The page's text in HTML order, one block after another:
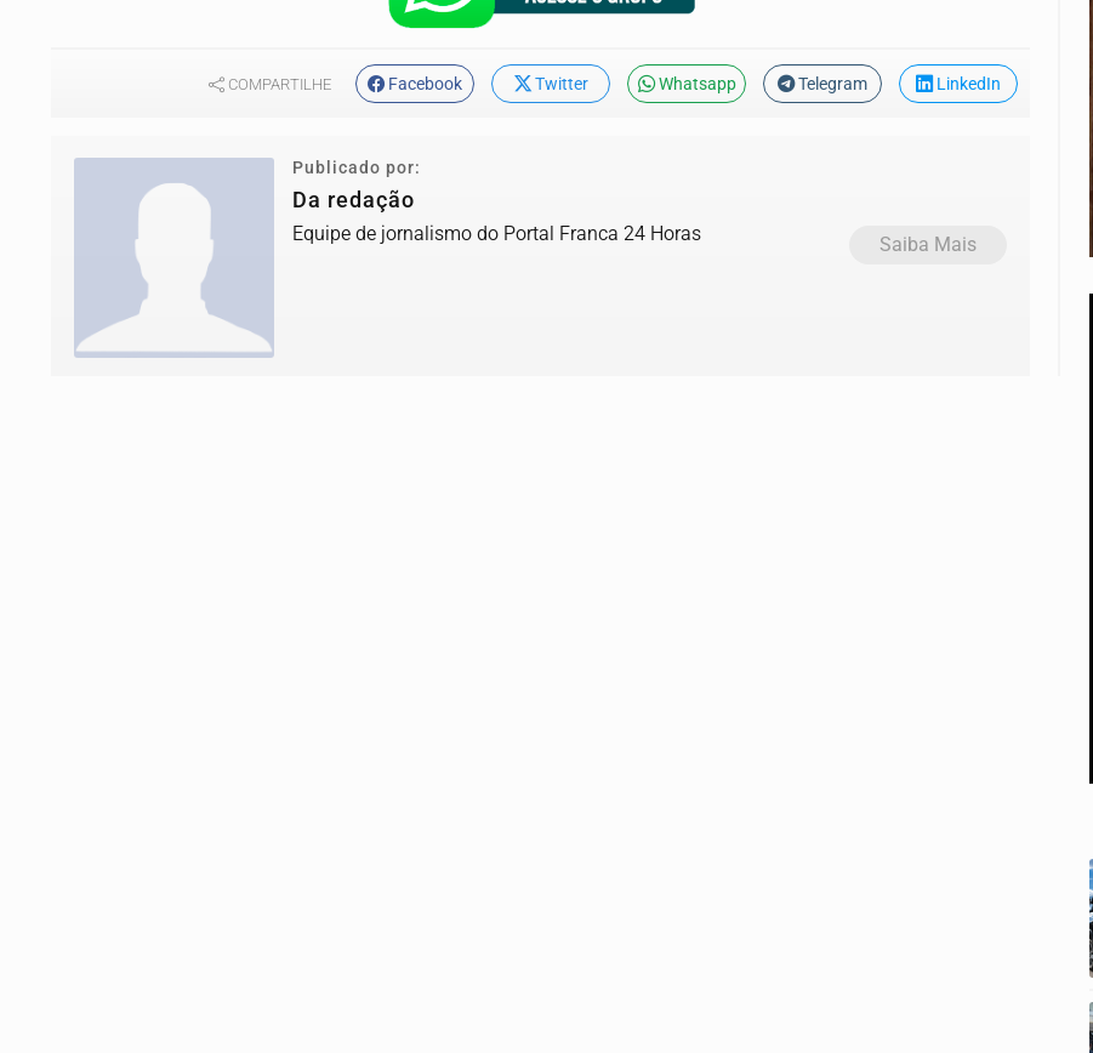
COMPARTILHE Facebook Twitter Whatsapp Telegram LinkedIn
Publicado por:
Da redação
Equipe de jornalismo do Portal Franca 24 Horas Saiba Mais